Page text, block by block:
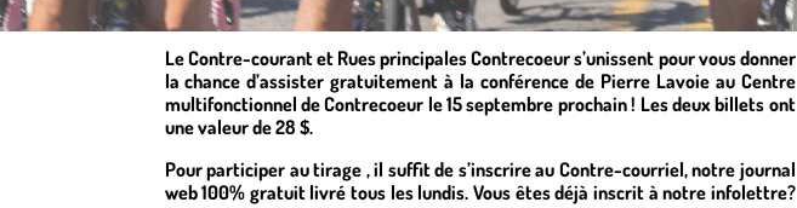
Le Contre-courant et Rues principales Contrecoeur s’unissent pour vous donner
la chance d’assister gratuitement à la conférence de Pierre Lavoie au Centre
multifonctionnel de Contrecoeur le 15 septembre prochain ! Les deux billets ont
une valeur de 28 $.
Pour participer au tirage , il suffit de s’inscrire au Contre-courriel, notre journal
web 100% gratuit livré tous les lundis. Vous êtes déjà inscrit à notre infolettre?